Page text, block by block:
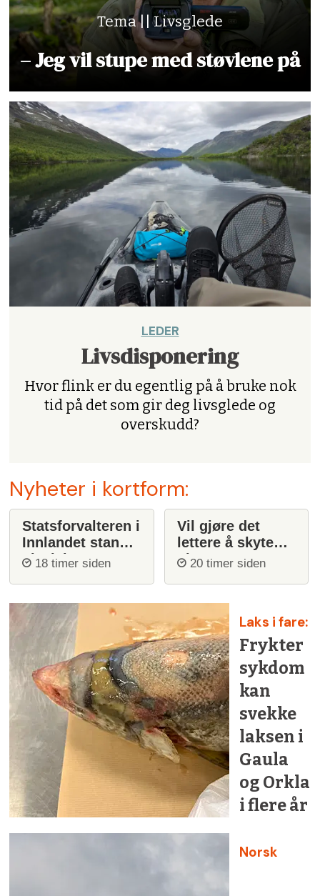
Tema || Livsglede
– Jeg vil stupe med støvlene på
LEDER
Livsdisponering
Hvor flink er du egentlig på å bruke nok
tid på det som gir deg livsglede og
overskudd?
Nyheter i kortform:
Statsforvalteren i
Innlandet stanser
ulvejakt
18 timer siden
Vil gjøre det
lettere å skyte
ulv20 timer siden
Laks i fare:
Frykter
sykdom
kan
svekke
laksen i
Gaula
og Orkla
i flere år
Norsk